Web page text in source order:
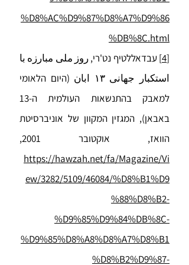
%D8%AC%D9%87%D8%A7%D9%86
%DB%8C.html
[4]
עבדאללטיף נט'רי, روز ملی مبارزه با
استکبار جهانی ۱۳ ابان (היום הלאומי
למאבק בהתנשאות העולמית ה-13
באבאן), המגזין המקוון של אוניברסיטת
הוואז, אוקטובר 2001,
https://hawzah.net/fa/Magazine/Vi
ew/3282/5109/46084/%D8%B1%D9
%88%D8%B2-
%D9%85%D9%84%DB%8C-
%D9%85%D8%A8%D8%A7%D8%B1
%D8%B2%D9%87-